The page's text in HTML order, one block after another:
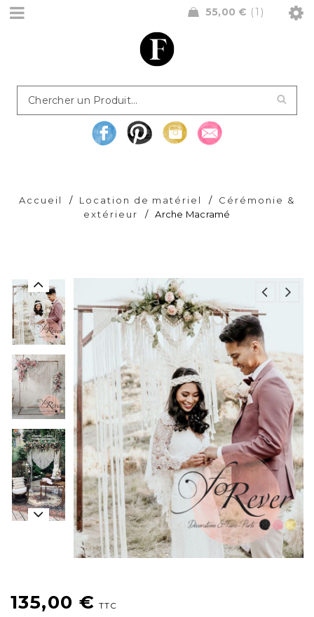
55,00€ 1
Accueil / Location de matériel /
Cérémonie &
extérieur
/ Arche Macramé
135,00 € TTC